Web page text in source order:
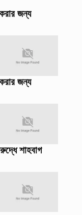
জন্য
জন্য
শাহবাগ